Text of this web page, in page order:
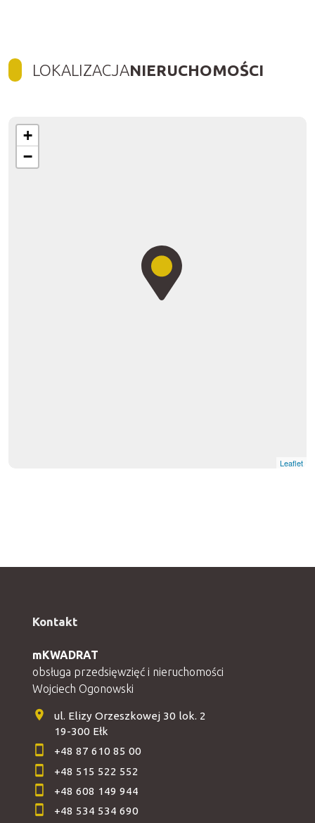
LOKALIZACJANIERUCHOMOŚCI
+
−
Leaflet
Kontakt
mKWADRAT
obsługa przedsięwzięć i nieruchomości
Wojciech Ogonowski
ul. Elizy Orzeszkowej 30 lok. 2
19-300 Ełk
+48 87 610 85 00
+48 515 522 552
+48 608 149 944
+48 534 534 690